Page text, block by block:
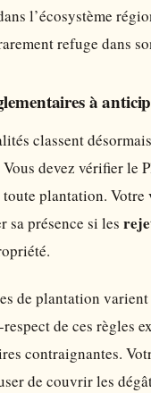
l’écosystème
refuge dans
à
classent
devez vérifier le
toute plantation. Votre
sa présence si les
de plantation
de ces règles
contraignantes.
de couvrir les